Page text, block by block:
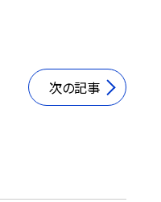
次の記事